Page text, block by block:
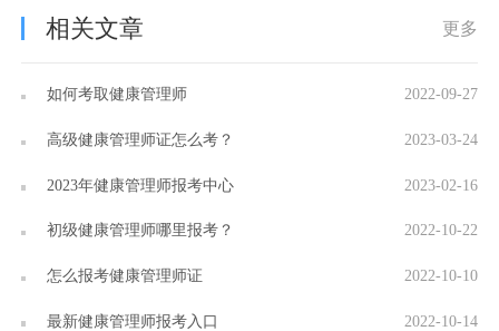
相关文章 更多
如何考取健康管理师 2022-09-27
高级健康管理师证怎么考？ 2023-03-24
2023年健康管理师报考中心 2023-02-16
初级健康管理师哪里报考？ 2022-10-22
怎么报考健康管理师证 2022-10-10
最新健康管理师报考入口 2022-10-14